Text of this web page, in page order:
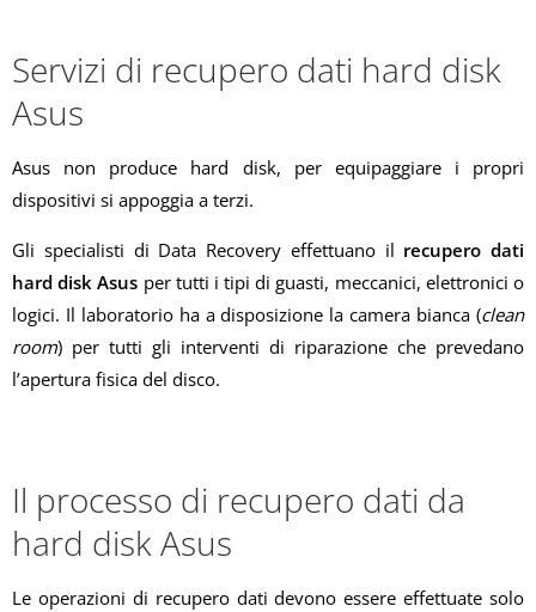
Servizi di recupero dati hard disk
Asus
Asus non produce hard disk, per equipaggiare i propri
dispositivi si appoggia a terzi.
Gli specialisti di Data Recovery effettuano il recupero dati
hard disk Asus per tutti i tipi di guasti, meccanici, elettronici o
logici. Il laboratorio ha a disposizione la camera bianca (clean
room) per tutti gli interventi di riparazione che prevedano
l’apertura fisica del disco.
Il processo di recupero dati da
hard disk Asus
Le operazioni di recupero dati devono essere effettuate solo